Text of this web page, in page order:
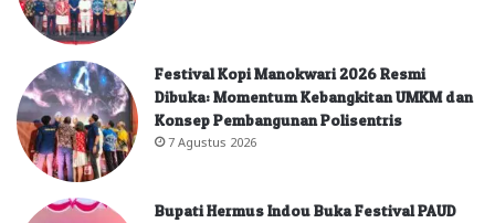
Festival Kopi Manokwari 2026 Resmi
Dibuka: Momentum Kebangkitan UMKM dan
Konsep Pembangunan Polisentris
7 Agustus 2026
Bupati Hermus Indou Buka Festival PAUD